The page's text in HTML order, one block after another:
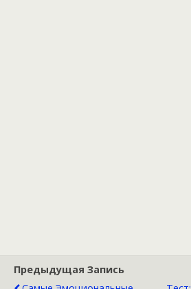
Предыдущая Запись